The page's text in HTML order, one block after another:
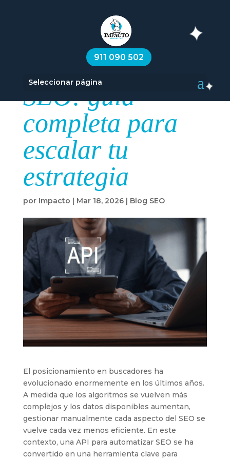
911 090 502
Seleccionar página
API para
automatizar
SEO: guía
completa para
escalar tu
estrategia
por Impacto | Mar 18, 2026| Blog SEO
El posicionamiento en buscadores ha
evolucionado enormemente en los últimos años.
A medida que los algoritmos se vuelven más
complejos y los datos disponibles aumentan,
gestionar manualmente cada aspecto del SEO se
vuelve cada vez menos eficiente. En este
contexto, una API para automatizar SEO se ha
convertido en una herramienta clave para